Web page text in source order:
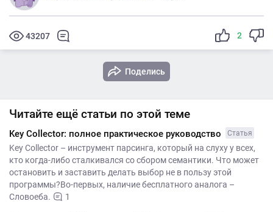
43207 2
Поделись
Читайте ещё статьи по этой теме
Key Collector: полное практическое руководство Статья
Key Collector – инструмент парсинга, который на слуху у всех,
кто когда-либо сталкивался со сбором семантики. Что может
остановить и заставить делать выбор не в пользу этой
программы?Во-первых, наличие бесплатного аналога –
Словоеба.
1